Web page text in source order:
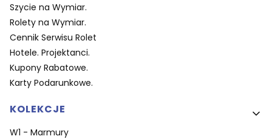
Szycie na Wymiar.
Rolety na Wymiar.
Cennik Serwisu Rolet
Hotele. Projektanci.
Kupony Rabatowe.
Karty Podarunkowe.
KOLEKCJE
W1 - Marmury